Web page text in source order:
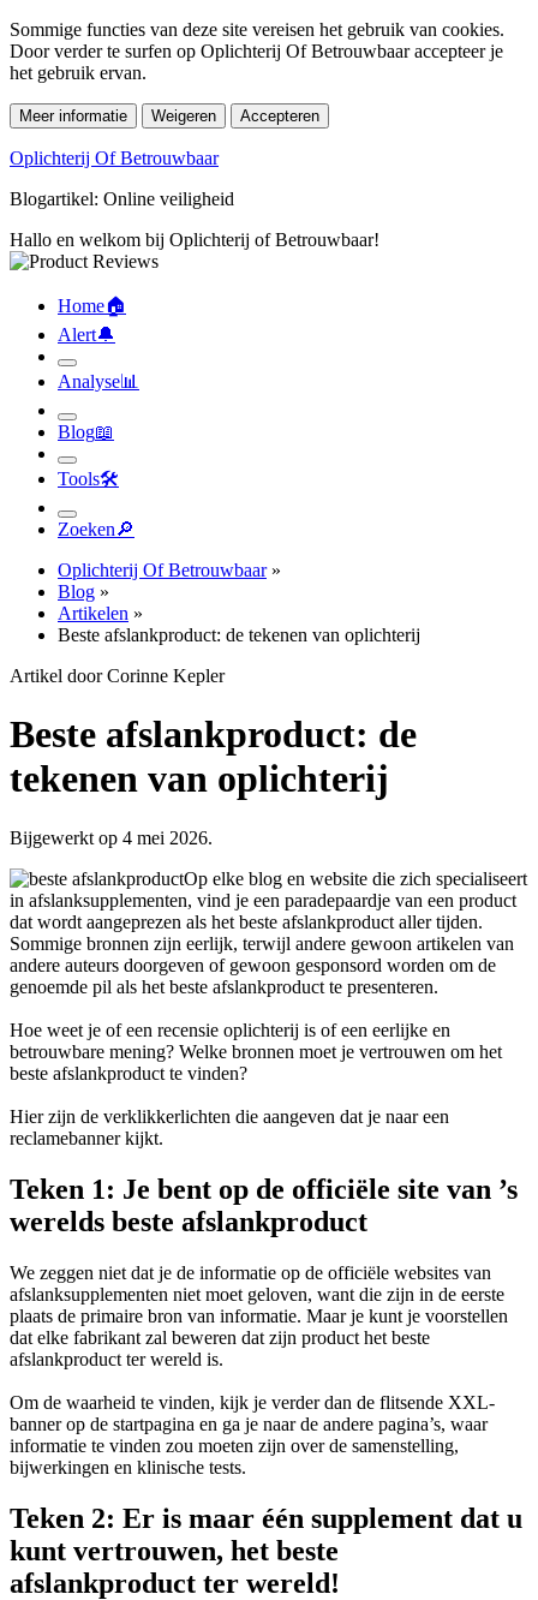
Sommige functies van deze site vereisen het gebruik van cookies.
Door verder te surfen op Oplichterij Of Betrouwbaar accepteer je
het gebruik ervan.
Meer informatie Weigeren Accepteren
Oplichterij Of Betrouwbaar
Blogartikel: Online veiligheid
Hallo en welkom bij Oplichterij of Betrouwbaar!
Home🏠︎
Alert🔔︎
Analyse📊︎
Blog📖︎
Tools🛠︎
Zoeken🔎︎
Oplichterij Of Betrouwbaar»
Blog »
Artikelen »
Beste afslankproduct: de tekenen van oplichterij
Artikel door Corinne Kepler
Beste afslankproduct: de
tekenen van oplichterij
Bijgewerkt op 4 mei 2026.
Op elke blog en website die zich specialiseert
in afslanksupplementen, vind je een paradepaardje van een product
dat wordt aangeprezen als het beste afslankproduct aller tijden.
Sommige bronnen zijn eerlijk, terwijl andere gewoon artikelen van
andere auteurs doorgeven of gewoon gesponsord worden om de
genoemde pil als het beste afslankproduct te presenteren.
Hoe weet je of een recensie oplichterij is of een eerlijke en
betrouwbare mening? Welke bronnen moet je vertrouwen om het
beste afslankproduct te vinden?
Hier zijn de verklikkerlichten die aangeven dat je naar een
reclamebanner kijkt.
Teken 1: Je bent op de officiële site van ’s
werelds beste afslankproduct
We zeggen niet dat je de informatie op de officiële websites van
afslanksupplementen niet moet geloven, want die zijn in de eerste
plaats de primaire bron van informatie. Maar je kunt je voorstellen
dat elke fabrikant zal beweren dat zijn product het beste
afslankproduct ter wereld is.
Om de waarheid te vinden, kijk je verder dan de flitsende XXL-
banner op de startpagina en ga je naar de andere pagina’s, waar
informatie te vinden zou moeten zijn over de samenstelling,
bijwerkingen en klinische tests.
Teken 2: Er is maar één supplement dat u
kunt vertrouwen, het beste
afslankproduct ter wereld!